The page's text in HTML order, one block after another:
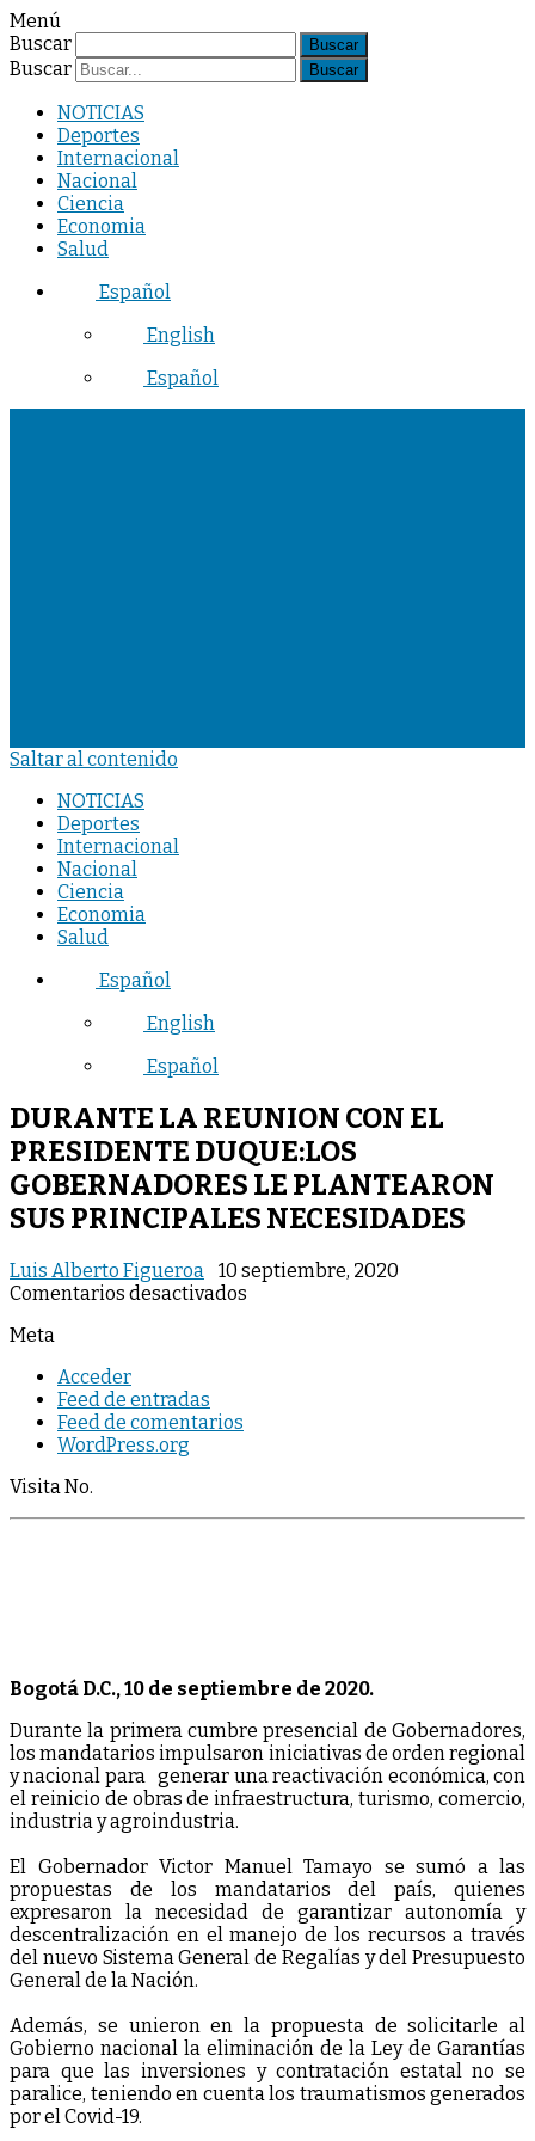
Menú
Buscar
Buscar
NOTICIAS
Deportes
Internacional
Nacional
Ciencia
Economia
Salud
Español
English
Español
Saltar al contenido
NOTICIAS
Deportes
Internacional
Nacional
Ciencia
Economia
Salud
Español
English
Español
DURANTE LA REUNION CON EL
PRESIDENTE DUQUE:LOS
GOBERNADORES LE PLANTEARON
SUS PRINCIPALES NECESIDADES
Luis Alberto Figueroa
10 septiembre, 2020
Comentarios desactivados
PLANTEARON
Meta
Acceder
Feed de entradas
Feed de comentarios
WordPress.org
Visita No.
Bogotá D.C., 10 de septiembre de 2020.
Durante la primera cumbre presencial de Gobernadores,
los mandatarios impulsaron iniciativas de orden regional
y nacional para generar una reactivación económica, con
el reinicio de obras de infraestructura, turismo, comercio,
industria y agroindustria.
El Gobernador Victor Manuel Tamayo se sumó a las
propuestas de los mandatarios del país, quienes
expresaron la necesidad de garantizar autonomía y
descentralización en el manejo de los recursos a través
del nuevo Sistema General de Regalías y del Presupuesto
General de la Nación.
Además, se unieron en la propuesta de solicitarle al
Gobierno nacional la eliminación de la Ley de Garantías
para que las inversiones y contratación estatal no se
paralice, teniendo en cuenta los traumatismos generados
por el Covid-19.